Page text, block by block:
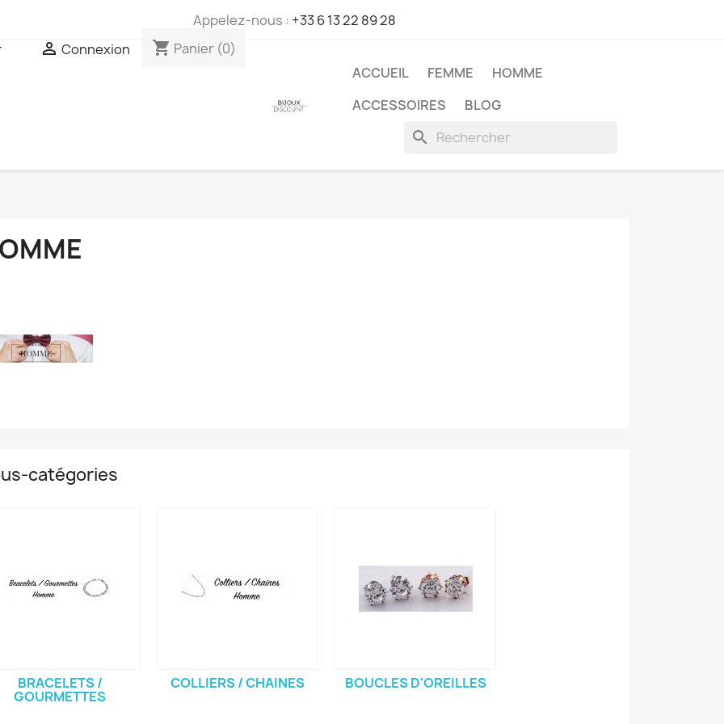
Appelez-nous : +33 6 13 22 89 28
 Connexion shopping_cart Panier (0)
ACCUEIL
FEMME
HOMME
ACCESSOIRES
BLOG
search
catégories
BRACELETS /
GOURMETTES
COLLIERS / CHAINES BOUCLES D'OREILLES